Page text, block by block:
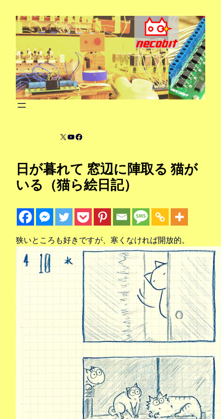
X YouTube
Facebook
日が暮れて 窓辺に陣取る 猫が
いる（猫ら絵日記）
狭いところも好きですが、寒くなければ開放的。